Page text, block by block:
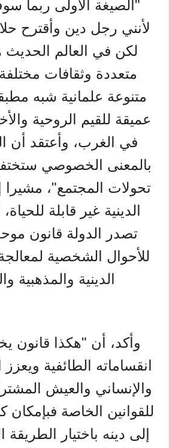
"الصيغة الأولى ربما
لأنني رجل دين وأقترح حلا
لكن في العالم الحديث
متعددة وثقافات
متنوعة علمانية شبه
عميقة للقيم الروحية
في الغرب، وأعتقد أن
بالمعنى الخصوصي
تحولات المجتمع"، مشيرا
الدينية غير قابلة
تصدر الدولة قانون
للأحوال الشخصية
الدينية والمذهبية
وأكد، أن "هكذا قانون
انقساماته الطائفية
والإنساني والعيش
للقوانين الخاصة
إلى دينه باختيار